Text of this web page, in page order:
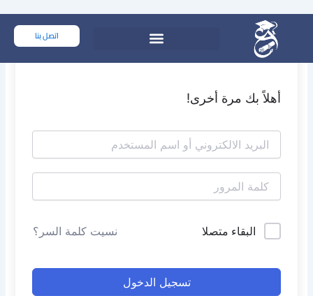
المحتوى
اتصل بنا
أهلاً بك مرة أخرى!
البقاء متصلا نسيت كلمة السر؟
تسجيل الدخول